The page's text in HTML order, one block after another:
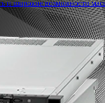
и широкие возможности